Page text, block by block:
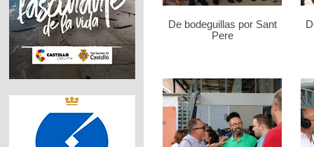
De bodeguillas por Sant
Pere